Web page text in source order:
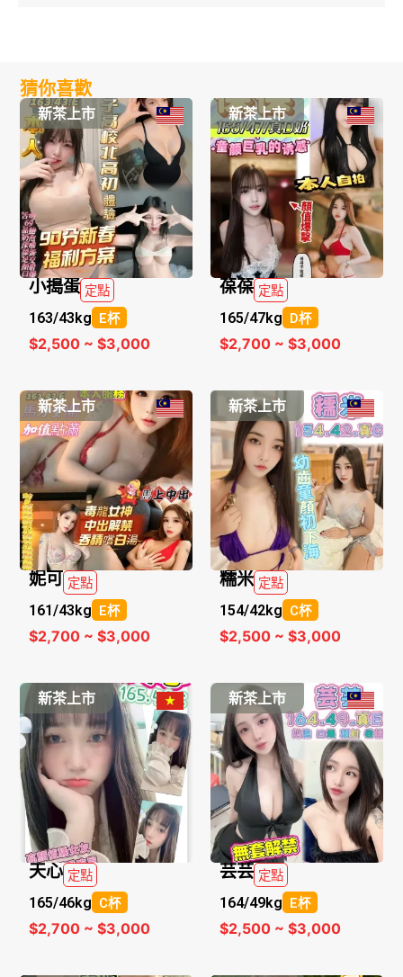
猜你喜歡
新茶上市
小搗蛋 定點
163/43kg E杯
$2,500 ~ $3,000
新茶上市
葆葆 定點
165/47kg D杯
$2,700 ~ $3,000
新茶上市
妮可 定點
161/43kg E杯
$2,700 ~ $3,000
新茶上市
糯米 定點
154/42kg C杯
$2,500 ~ $3,000
新茶上市
天心 定點
165/46kg C杯
$2,700 ~ $3,000
新茶上市
芸芸 定點
164/49kg E杯
$2,500 ~ $3,000